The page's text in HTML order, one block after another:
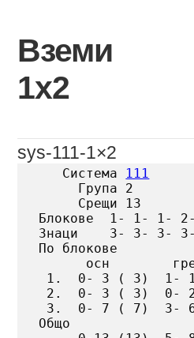
content
Вземи
1х2
sys-111-1×2
   Система
111
     Група 2
     Срещи 13
Блокове  1- 1- 1-
Знаци    3- 3- 3-
По блокове
осн
1.  0- 3 ( 3)  1-
2.  0- 3 ( 3)  0-
3.  0- 7 ( 7)  3-
Общо